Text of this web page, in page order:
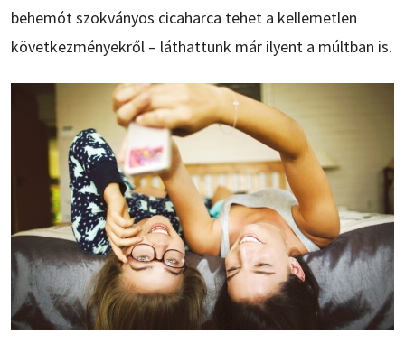
behemót szokványos cicaharca tehet a kellemetlen
következményekről – láthattunk már ilyent a múltban is.